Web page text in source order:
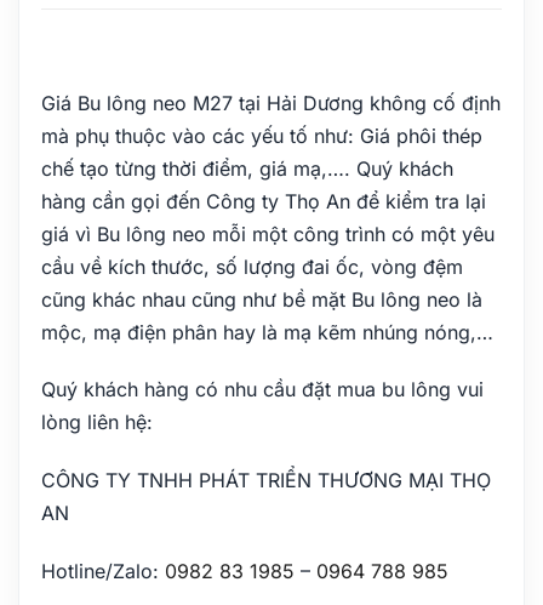
Giá Bu lông neo M27 tại Hải Dương không cố định
mà phụ thuộc vào các yếu tố như: Giá phôi thép
chế tạo từng thời điểm, giá mạ,…. Quý khách
hàng cần gọi đến Công ty Thọ An để kiểm tra lại
giá vì Bu lông neo mỗi một công trình có một yêu
cầu về kích thước, số lượng đai ốc, vòng đệm
cũng khác nhau cũng như bề mặt Bu lông neo là
mộc, mạ điện phân hay là mạ kẽm nhúng nóng,…
Quý khách hàng có nhu cầu đặt mua bu lông vui
lòng liên hệ:
CÔNG TY TNHH PHÁT TRIỂN THƯƠNG MẠI THỌ
AN
Hotline/Zalo: 0982 83 1985 – 0964 788 985